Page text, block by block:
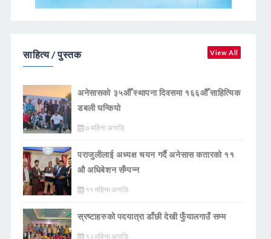
साहित्य / पुस्तक View All
अनेसासको ३५औँ स्थापना दिवसमा १६६औँ साहित्यिक
डबली घन्कियाे
७ महिना अगाडि
पराजुलीलाई अध्यक्ष चयन गर्दै अनेसास कतारको ११
औ अधिबेशन सँम्पन्न
११ महिना अगाडि
स्रष्टाहरुको पदयात्रा डाँछी देखी फुँयालगाउँ सम्म
१२ महिना अगाडि